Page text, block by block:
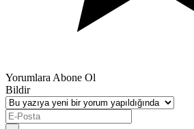
Yorumlara Abone Ol
Bildir